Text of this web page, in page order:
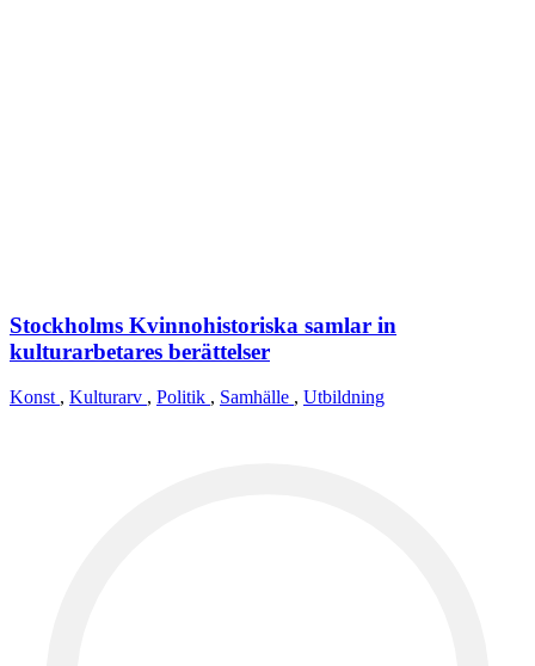
Stockholms Kvinnohistoriska samlar in
kulturarbetares berättelser
Konst , Kulturarv , Politik , Samhälle , Utbildning